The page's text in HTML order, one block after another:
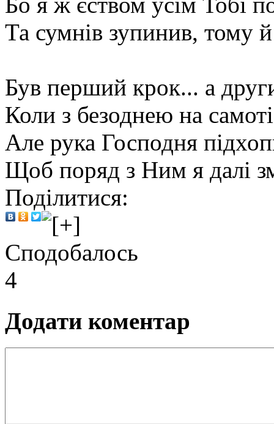
Та сумнів зупинив, тому
Був перший крок... а
Коли з безоднею на
Але рука Господня
Щоб поряд з Ним я далі
Поділитися:
Сподобалось
4
Додати коментар